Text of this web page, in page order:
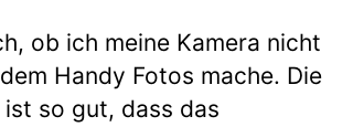
ob ich meine Kamera nicht
Handy Fotos mache. Die
ist so gut, dass das